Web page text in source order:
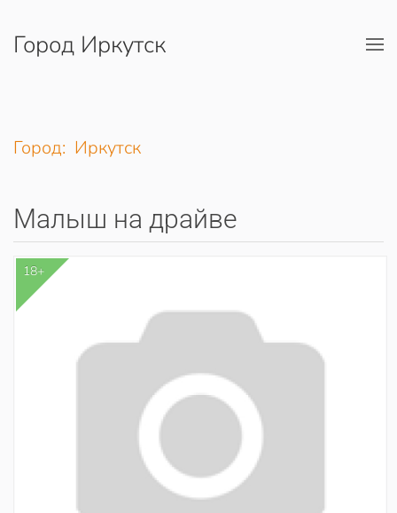
Перейти к содержимому
Город Иркутск
Город: Иркутск
Малыш на драйве
18+